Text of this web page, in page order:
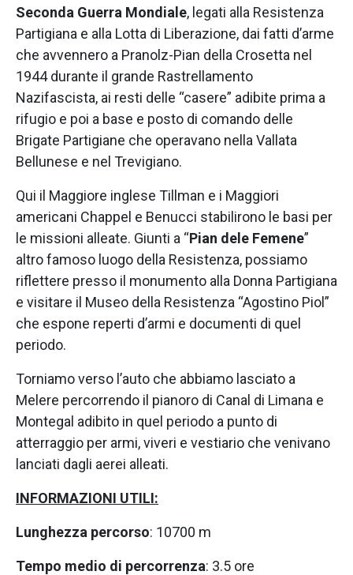
Seconda Guerra Mondiale, legati alla Resistenza
Partigiana e alla Lotta di Liberazione, dai fatti d’arme
che avvennero a Pranolz-Pian della Crosetta nel
1944 durante il grande Rastrellamento
Nazifascista, ai resti delle “casere” adibite prima a
rifugio e poi a base e posto di comando delle
Brigate Partigiane che operavano nella Vallata
Bellunese e nel Trevigiano.
Qui il Maggiore inglese Tillman e i Maggiori
americani Chappel e Benucci stabilirono le basi per
le missioni alleate. Giunti a “Pian dele Femene”
altro famoso luogo della Resistenza, possiamo
riflettere presso il monumento alla Donna Partigiana
e visitare il Museo della Resistenza “Agostino Piol”
che espone reperti d’armi e documenti di quel
periodo.
Torniamo verso l’auto che abbiamo lasciato a
Melere percorrendo il pianoro di Canal di Limana e
Montegal adibito in quel periodo a punto di
atterraggio per armi, viveri e vestiario che venivano
lanciati dagli aerei alleati.
INFORMAZIONI UTILI:
Lunghezza percorso: 10700 m
Tempo medio di percorrenza: 3.5 ore